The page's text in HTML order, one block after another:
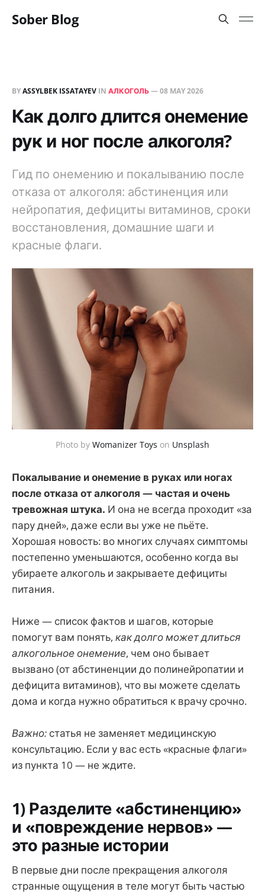
Sober Blog
BYASSYLBEK ISSATAYEV IN АЛКОГОЛЬ—08 MAY 2026
Как долго длится онемение
рук и ног после алкоголя?
Гид по онемению и покалыванию после
отказа от алкоголя: абстиненция или
нейропатия, дефициты витаминов, сроки
восстановления, домашние шаги и
красные флаги.
Photo by Womanizer Toys on Unsplash
Покалывание и онемение в руках или ногах
после отказа от алкоголя — частая и очень
тревожная штука. И она не всегда проходит «за
пару дней», даже если вы уже не пьёте.
Хорошая новость: во многих случаях симптомы
постепенно уменьшаются, особенно когда вы
убираете алкоголь и закрываете дефициты
питания.
Ниже — список фактов и шагов, которые
помогут вам понять, как долго может длиться
алкогольное онемение, чем оно бывает
вызвано (от абстиненции до полинейропатии и
дефицита витаминов), что вы можете сделать
дома и когда нужно обратиться к врачу срочно.
Важно: статья не заменяет медицинскую
консультацию. Если у вас есть «красные флаги»
из пункта 10 — не ждите.
1) Разделите «абстиненцию»
и «повреждение нервов» —
это разные истории
В первые дни после прекращения алкоголя
странные ощущения в теле могут быть частью